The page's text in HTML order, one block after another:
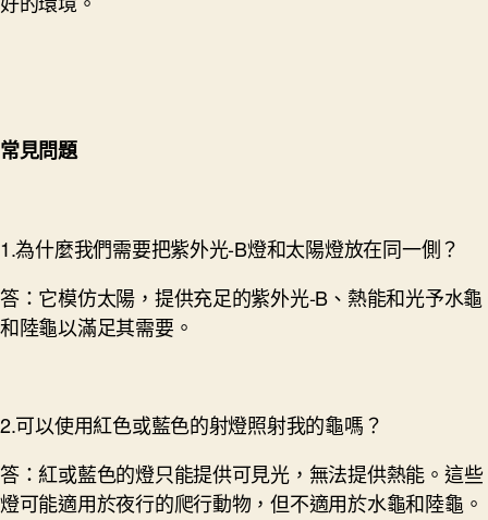
常見問題
1.為什麼我們需要把紫外光-B燈和太陽燈放在同一側？
答：它模仿太陽，提供充足的紫外光-B、熱能和光予水龜
和陸龜以滿足其需要。
2.可以使用紅色或藍色的射燈照射我的龜嗎？
答：紅或藍色的燈只能提供可見光，無法提供熱能。這些
燈可能適用於夜行的爬行動物，但不適用於水龜和陸龜。